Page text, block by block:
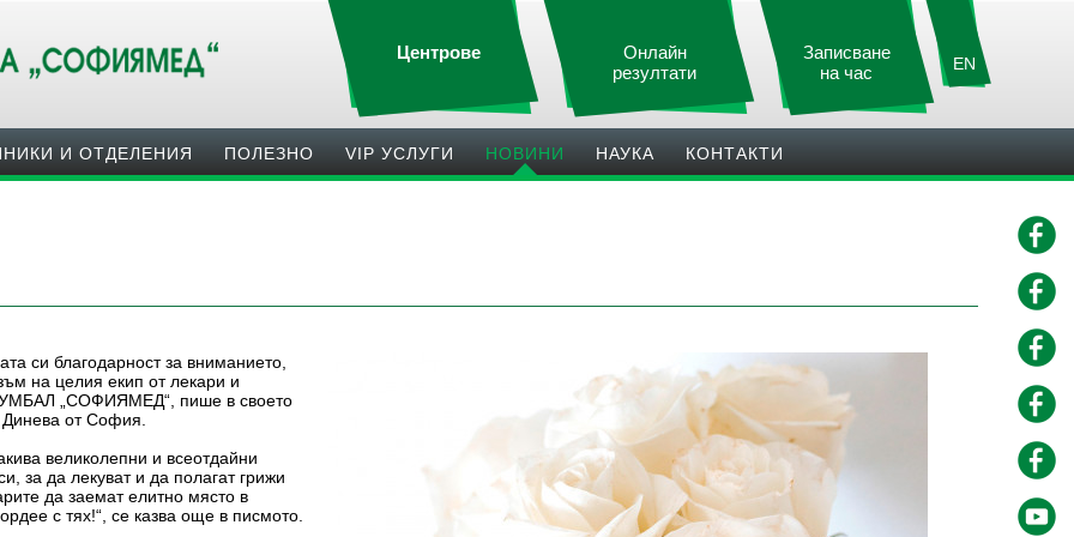
EN
Записване
на час
Онлайн
резултати
Центрове
И ОТДЕЛЕНИЯ ПОЛЕЗНO VIP УСЛУГИ НОВИНИ НАУКА КОНТАКТИ
си благодарност за вниманието,
на целия екип от лекари и
УМБАЛ „СОФИЯМЕД“, пише в своето
от София.
великолепни и всеотдайни
за да лекуват и да полагат грижи
да заемат елитно място в
с тях!“, се казва още в писмото.